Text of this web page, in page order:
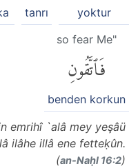
yoktur
tanrı
so fear Me"
فَٱتَّقُونِ
benden korkun
emrihî `alâ mey yeşâü
ilâhe illâ ene fetteḳûn.
(an-Naḥl 16:2)